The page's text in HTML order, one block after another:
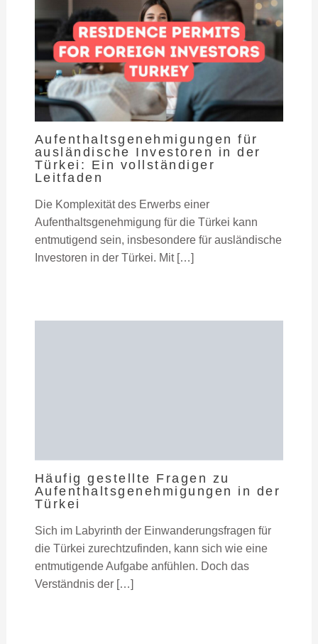
Aufenthaltsgenehmigungen für
ausländische Investoren in der
Türkei: Ein vollständiger
Leitfaden
Die Komplexität des Erwerbs einer
Aufenthaltsgenehmigung für die Türkei kann
entmutigend sein, insbesondere für ausländische
Investoren in der Türkei. Mit […]
Häufig gestellte Fragen zu
Aufenthaltsgenehmigungen in der
Türkei
Sich im Labyrinth der Einwanderungsfragen für
die Türkei zurechtzufinden, kann sich wie eine
entmutigende Aufgabe anfühlen. Doch das
Verständnis der […]